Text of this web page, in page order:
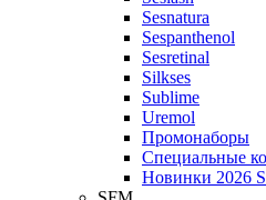
Sesnatura
Sespanthenol
Sesretinal
Silkses
Sublime
Uremol
Промонаборы
Специальные
Новинки 2026